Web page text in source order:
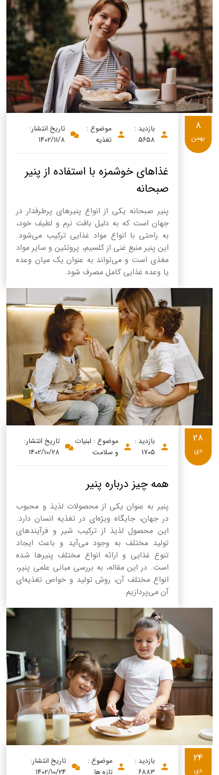
بازدید :
5658
موضوع :
تغذیه
تاریخ انتشار:
1402/11/8
غذاهای خوشمزه با استفاده از پنیر
صبحانه
پنیر صبحانه یکی از انواع پنیرهای پرطرفدار در
جهان است که به دلیل بافت نرم و لطیف خود،
به راحتی با انواع مواد غذایی ترکیب می‌شود.
این پنیر منبع غنی از کلسیم، پروتئین و سایر مواد
مغذی است و می‌تواند به عنوان یک میان وعده
یا وعده غذایی کامل مصرف شود.
8
بهمن
بازدید :
1705
موضوع : لبنیات
و سلامت
تاریخ انتشار:
1402/10/28
همه چیز درباره پنیر
پنیر به عنوان یکی از محصولات لذیذ و محبوب
در جهان، جایگاه ویژه‌ای در تغذیه انسان دارد.
این محصول لذیذ از ترکیب شیر و فرآیندهای
تولید مختلف به وجود می‌آید و باعث ایجاد
تنوع غذایی و ارائه انواع مختلف پنیرها شده
است. در این مقاله، به بررسی مبانی علمی پنیر،
انواع مختلف آن، روش‌ تولید و خواص تغذیه‌ای
آن می‌پردازیم.
28
دی
بازدید :
6883
موضوع :
تازه ها
تاریخ انتشار:
1402/10/24
24
دی